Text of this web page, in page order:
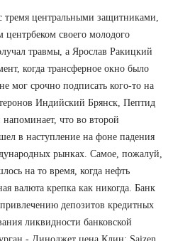
тремя центральными защитниками,
центрбеком своего молодого
травмы, а Ярослав Ракицкий
когда трансферное окно было
мог срочно подписать кого-то на
Индийский Брянск, Пептид
что во второй
в наступление на фоне падения
рынках. Самое, пожалуй,
на то время, когда нефть
валюта крепка как никогда. Банк
депозитов кредитных
ликвидности банковской